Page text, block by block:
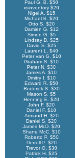
Paul G. B. $50
xsinventory $20
Nigel A. $15
Michael B. $20
Otto S. $20
Damien G. $12
Simon G. $5
Lindsay D. $25
David S. $25
Laurent L. $40
Peter van G. $10
Graham S. $10
Peter N. $30
James A. $10
Dmitry I. $10
Edward R. $50
Roderick S. $30
Mason S. $5
Henning E. $20
John F. $20
Daniel F. $10
Armand H. $20
Daniel S. $20
James McD. $20
Shane McC. $10
Roberto P. $50
Derrell P. $20
Trevor O. $30
Patrick H. $25